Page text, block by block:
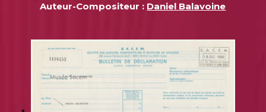
Auteur-Compositeur : Daniel Balavoine